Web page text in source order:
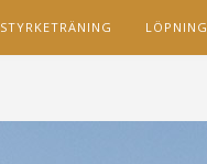
STYRKETRÄNING LÖPNING